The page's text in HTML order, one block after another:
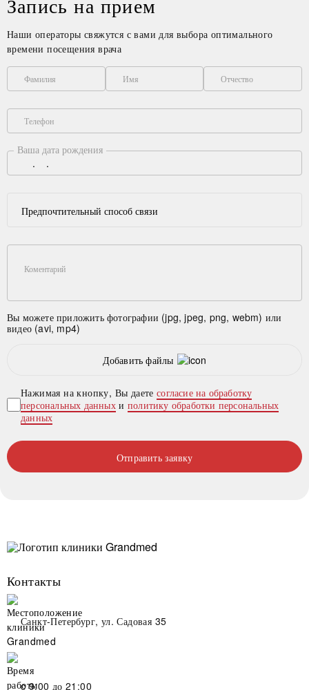
Наши операторы свяжутся с вами для выбора оптимального
времени посещения врача
Фамилия Имя Отчество
Телефон
Ваша дата рождения
Предпочтительный способ связи
Коментарий
Вы можете приложить фотографии (jpg, jpeg, png, webm) или
видео (avi, mp4)
Добавить файлы
Нажимая на кнопку, Вы даетесогласие на обработку
персональных данныхиполитику обработки персональных
данных
Отправить заявку
Контакты
Санкт-Петербург, ул. Садовая 35
c 9:00 до 21:00